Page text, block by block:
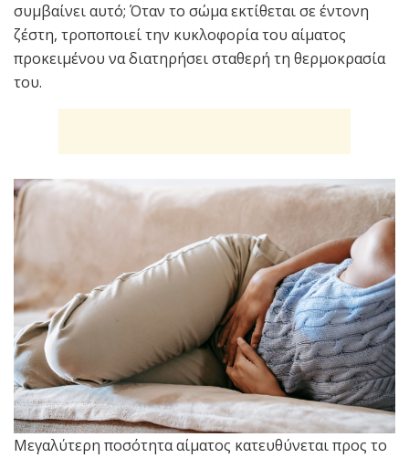
συμβαίνει αυτό; Όταν το σώμα εκτίθεται σε έντονη
ζέστη, τροποποιεί την κυκλοφορία του αίματος
προκειμένου να διατηρήσει σταθερή τη θερμοκρασία
του.
Μεγαλύτερη ποσότητα αίματος κατευθύνεται προς το